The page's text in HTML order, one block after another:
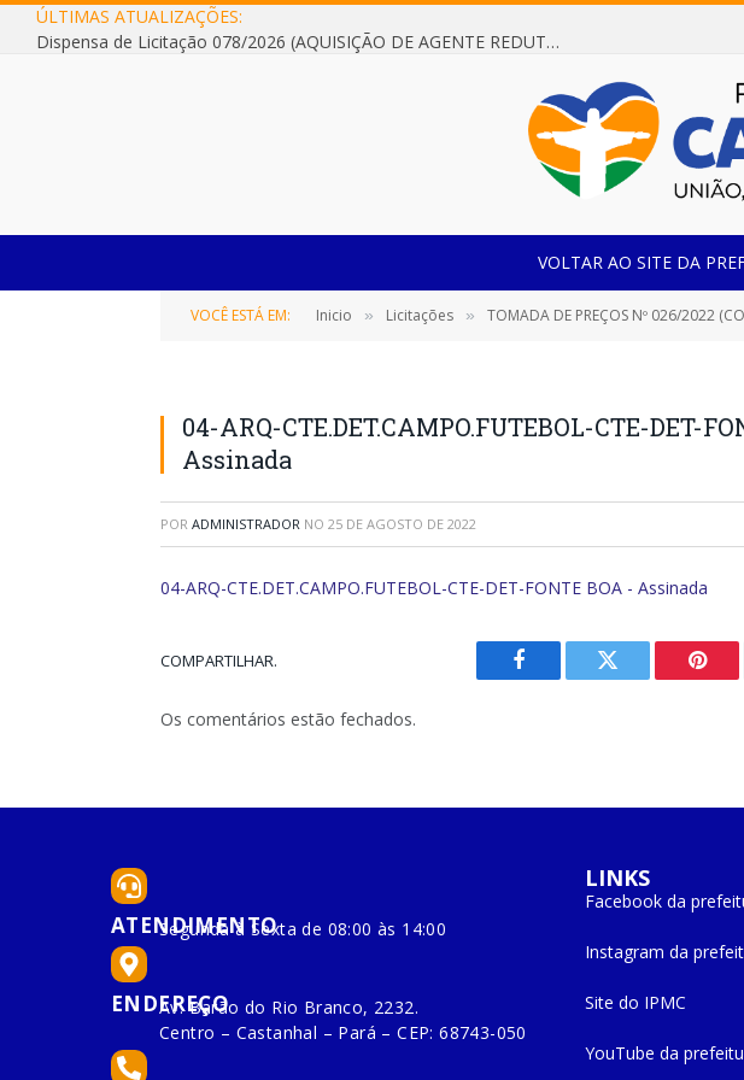
ÚLTIMAS ATUALIZAÇÕES:
Dispensa de Licitação 078/2026 (AQUISIÇÃO DE AGENTE REDUTOR LÍQUIDO AUTOMOTIVO – ARLA 32, PARA ATENDER A FROTA OFICIAL DE VEÍCULOS DA SECRETARIA MUNICIPAL DE EDUCAÇÃO DO MUNICÍPIO DE CASTANHAL/PA)
VOLTAR AO SITE DA
VOCÊ ESTÁ EM: Inicio » Licitações » TOMADA DE PREÇOS Nº 026/2022 (CONTRATAÇÃO DE
04-ARQ-CTE.DET.CAMPO.FUTEBOL-CTE-DET-
Assinada
POR ADMINISTRADOR NO 25 DE AGOSTO DE 2022
04-ARQ-CTE.DET.CAMPO.FUTEBOL-CTE-DET-FONTE BOA - Assinada
COMPARTILHAR.
Facebook Twitter
Os comentários estão fechados.
ATENDIMENTO
Segunda à Sexta de 08:00 às 14:00
ENDEREÇO
Av. Barão do Rio Branco, 2232.
Centro – Castanhal – Pará – CEP: 68743-050
LINKS
Facebook da
Instagram da
Site do IPMC
YouTube da